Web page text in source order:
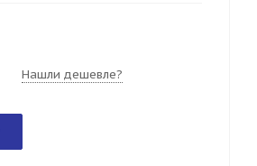
Нашли дешевле?